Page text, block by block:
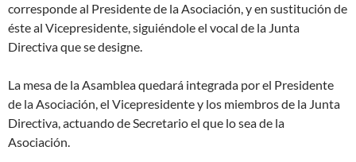
corresponde al Presidente de la Asociación, y en sustitución de
éste al Vicepresidente, siguiéndole el vocal de la Junta
Directiva que se designe.
La mesa de la Asamblea quedará integrada por el Presidente
de la Asociación, el Vicepresidente y los miembros de la Junta
Directiva, actuando de Secretario el que lo sea de la
Asociación.